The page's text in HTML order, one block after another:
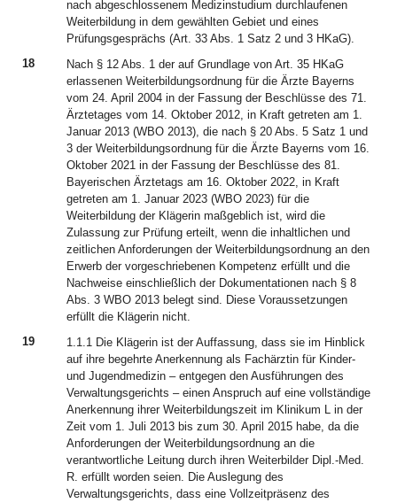
nach abgeschlossenem Medizinstudium durchlaufenen
Weiterbildung in dem gewählten Gebiet und eines
Prüfungsgesprächs (Art. 33 Abs. 1 Satz 2 und 3 HKaG).
18
Nach § 12 Abs. 1 der auf Grundlage von Art. 35 HKaG
erlassenen Weiterbildungsordnung für die Ärzte Bayerns
vom 24. April 2004 in der Fassung der Beschlüsse des 71.
Ärztetages vom 14. Oktober 2012, in Kraft getreten am 1.
Januar 2013 (WBO 2013), die nach § 20 Abs. 5 Satz 1 und
3 der Weiterbildungsordnung für die Ärzte Bayerns vom 16.
Oktober 2021 in der Fassung der Beschlüsse des 81.
Bayerischen Ärztetags am 16. Oktober 2022, in Kraft
getreten am 1. Januar 2023 (WBO 2023) für die
Weiterbildung der Klägerin maßgeblich ist, wird die
Zulassung zur Prüfung erteilt, wenn die inhaltlichen und
zeitlichen Anforderungen der Weiterbildungsordnung an den
Erwerb der vorgeschriebenen Kompetenz erfüllt und die
Nachweise einschließlich der Dokumentationen nach § 8
Abs. 3 WBO 2013 belegt sind. Diese Voraussetzungen
erfüllt die Klägerin nicht.
19
1.1.1 Die Klägerin ist der Auffassung, dass sie im Hinblick
auf ihre begehrte Anerkennung als Fachärztin für Kinder-
und Jugendmedizin – entgegen den Ausführungen des
Verwaltungsgerichts – einen Anspruch auf eine vollständige
Anerkennung ihrer Weiterbildungszeit im Klinikum L in der
Zeit vom 1. Juli 2013 bis zum 30. April 2015 habe, da die
Anforderungen der Weiterbildungsordnung an die
verantwortliche Leitung durch ihren Weiterbilder Dipl.-Med.
R. erfüllt worden seien. Die Auslegung des
Verwaltungsgerichts, dass eine Vollzeitpräsenz des